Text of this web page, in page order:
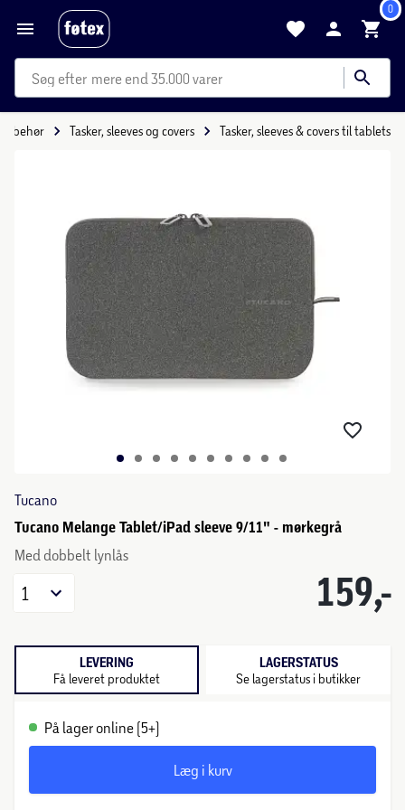
0
mere end 35.000 varer
Tasker, sleeves og covers Tasker, sleeves & covers til tablets
Tucano
Tucano Melange Tablet/iPad sleeve 9/11" - mørkegrå
Med dobbelt lynlås
159,-
1
LEVERING
Få leveret produktet
LAGERSTATUS
Se lagerstatus i butikker
På lager online (5+)
Læg i kurv